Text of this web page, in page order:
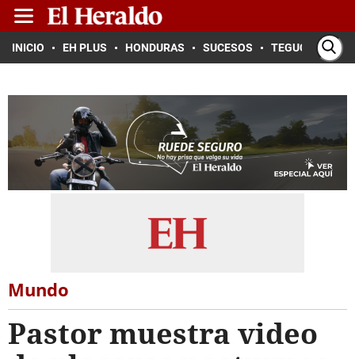
INICIO EH PLUS HONDURAS SUCESOS TEGUCIGALPA
Mundo
Pastor muestra video